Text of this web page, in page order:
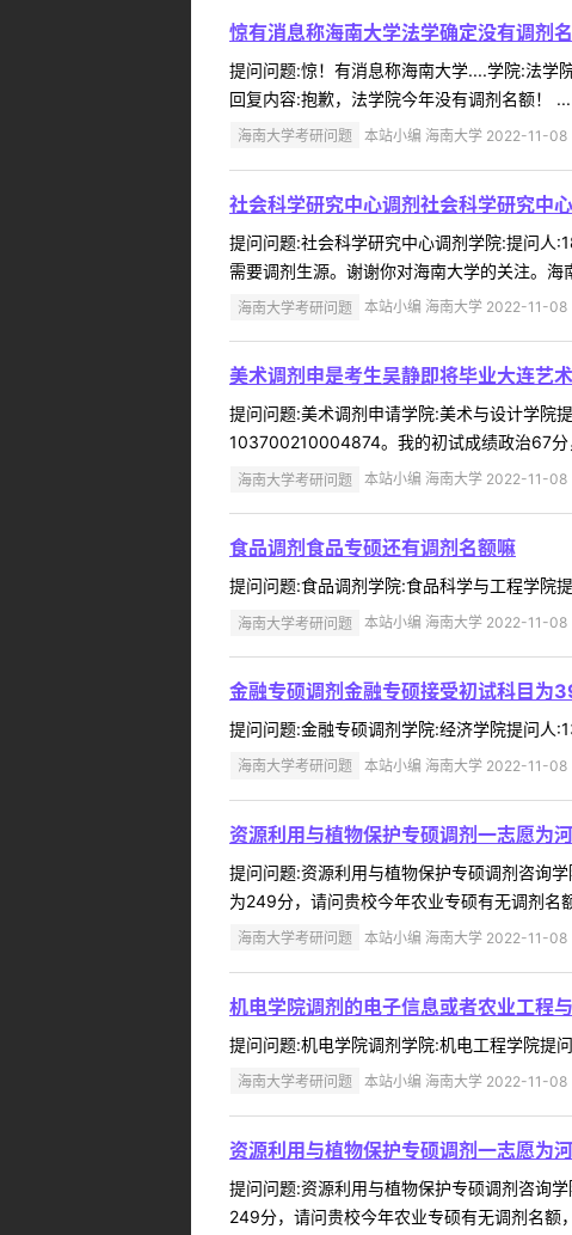
惊有消息称海南大学法学确定没有调剂
提问问题:惊！有消息称海南大学....学院:法
回复内容:抱歉，法学院今年没有调剂名额！ ...
海南大学考研问题 本站小编 海南大学 2022-11-08
社会科学研究中心调剂社会科学研究中
提问问题:社会科学研究中心调剂学院:提问
需要调剂生源。谢谢你对海南大学的关注。
海南大学考研问题 本站小编 海南大学 2022-11-08
美术调剂申是考生吴静即将毕业大连艺
提问问题:美术调剂申请学院:美术与设计学
103700210004874。我的初试成绩政治67
海南大学考研问题 本站小编 海南大学 2022-11-08
食品调剂食品专硕还有调剂名额嘛
提问问题:食品调剂学院:食品科学与工程学
海南大学考研问题 本站小编 海南大学 2022-11-08
金融专硕调剂金融专硕接受初试科目为
提问问题:金融专硕调剂学院:经济学院提问
海南大学考研问题 本站小编 海南大学 2022-11-08
资源利用与植物保护专硕调剂一志愿为
提问问题:资源利用与植物保护专硕调剂咨询
为249分，请问贵校今年农业专硕有无调剂名
海南大学考研问题 本站小编 海南大学 2022-11-08
机电学院调剂的电子信息或者农业工程
提问问题:机电学院调剂学院:机电工程学院
海南大学考研问题 本站小编 海南大学 2022-11-08
资源利用与植物保护专硕调剂一志愿为
提问问题:资源利用与植物保护专硕调剂咨询
249分，请问贵校今年农业专硕有无调剂名额